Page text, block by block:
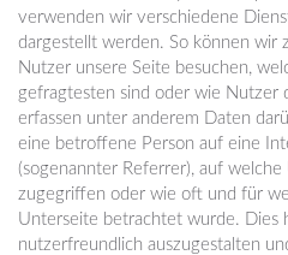
verwenden wir verschiedene
dargestellt werden. So können wir
Nutzer unsere Seite besuchen,
gefragtesten sind oder wie Nutzer
erfassen unter anderem Daten
eine betroffene Person auf eine
(sogenannter Referrer), auf
zugegriffen oder wie oft und für
Unterseite betrachtet wurde. Dies
nutzerfreundlich auszugestalten